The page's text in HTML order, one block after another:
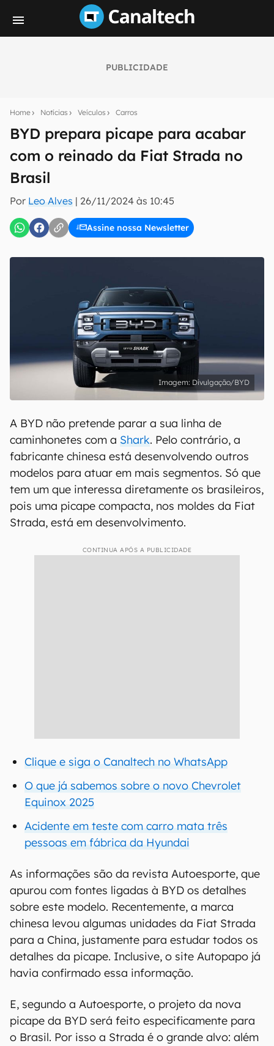
PUBLICIDADE
Home Notícias Veículos Carros
BYD prepara picape para acabar
com o reinado da Fiat Strada no
Brasil
Por Leo Alves | 26/11/2024 às 10:45
Assine nossa Newsletter
notícias e reviews sobre tecnologia em primeira
mão.
E-mail
inscreva-se
Uso e Política de Privacidade do Canaltech.
Divulgação/BYD
A BYD não pretende parar a sua linha de
caminhonetes com a Shark. Pelo contrário, a
fabricante chinesa está desenvolvendo outros
modelos para atuar em mais segmentos. Só que
tem um que interessa diretamente os brasileiros,
pois uma picape compacta, nos moldes da Fiat
Strada, está em desenvolvimento.
CONTINUA APÓS A PUBLICIDADE
Clique e siga o Canaltech no WhatsApp
O que já sabemos sobre o novo Chevrolet
Equinox 2025
Acidente em teste com carro mata três
pessoas em fábrica da Hyundai
As informações são da revista Autoesporte, que
apurou com fontes ligadas à BYD os detalhes
sobre este modelo. Recentemente, a marca
chinesa levou algumas unidades da Fiat Strada
para a China, justamente para estudar todos os
detalhes da picape. Inclusive, o site Autopapo já
havia confirmado essa informação.
E, segundo a Autoesporte, o projeto da nova
picape da BYD será feito especificamente para
o Brasil. Por isso a Strada é o grande alvo: além